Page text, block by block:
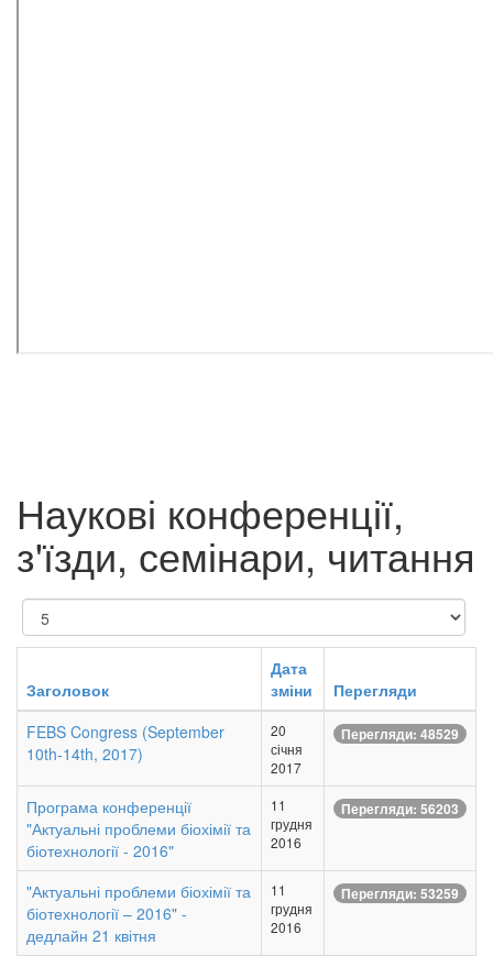
Наукові конференції,
з'їзди, семінари, читання
Показувати
Заголовок
Дата
зміни
Перегляди
FEBS Congress (September
10th-14th, 2017)
20
січня
2017
Перегляди: 48529
Програма конференції
"Актуальні проблеми біохімії та
біотехнології - 2016"
11
грудня
2016
Перегляди: 56203
"Актуальні проблеми біохімії та
біотехнології – 2016" -
дедлайн 21 квітня
11
грудня
2016
Перегляди: 53259